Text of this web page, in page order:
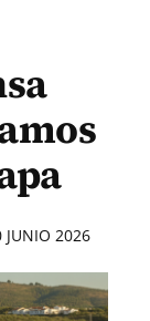
JUNIO 2026